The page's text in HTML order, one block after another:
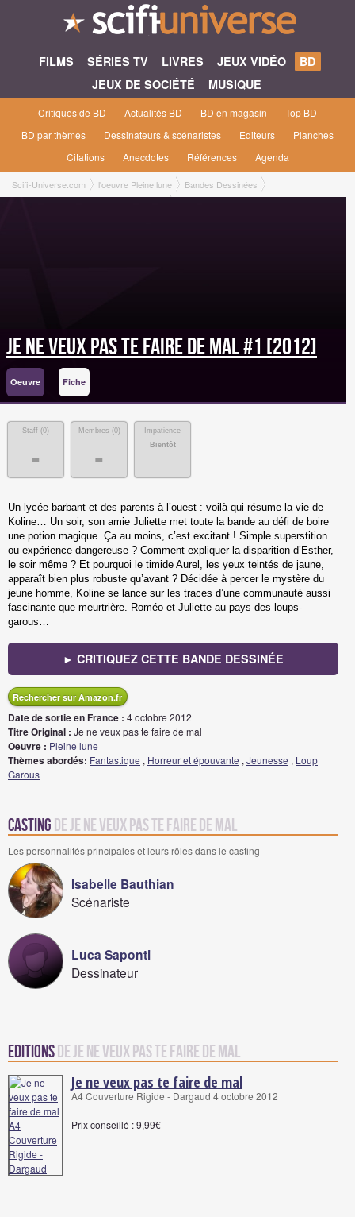
FILMS SÉRIES TV LIVRES JEUX VIDÉO
BD
JEUX DE SOCIÉTÉ
MUSIQUE
Critiques de BD Actualités BD BD en magasin
Top BD
BD par thèmes
Dessinateurs & scénaristes Editeurs
Planches
Citations
Anecdotes Références Agenda
Scifi-Universe.com l'oeuvre Pleine lune
Bandes Dessinées
Je ne veux pas te faire de mal #1 [2012]
Je ne veux pas te faire de mal #1 [2012]
Oeuvre Fiche
Staff (0)
-
Membres (0)
-
Impatience
Bientôt
Un lycée barbant et des parents à l’ouest : voilà qui résume la vie de
Koline… Un soir, son amie Juliette met toute la bande au défi de boire
une potion magique. Ça au moins, c’est excitant ! Simple superstition
ou expérience dangereuse ? Comment expliquer la disparition d’Esther,
le soir même ? Et pourquoi le timide Aurel, les yeux teintés de jaune,
apparaît bien plus robuste qu’avant ? Décidée à percer le mystère du
jeune homme, Koline se lance sur les traces d’une communauté aussi
fascinante que meurtrière. Roméo et Juliette au pays des loups-
garous…
► CRITIQUEZ CETTE BANDE DESSINÉE
Rechercher sur Amazon.fr
Date de sortie en France : 4 octobre 2012
Titre Original : Je ne veux pas te faire de mal
Oeuvre : Pleine lune
Thèmes abordés: Fantastique , Horreur et épouvante , Jeunesse , Loup
Garous
Casting de Je ne veux pas te faire de mal
Les personnalités principales et leurs rôles dans le casting
Isabelle Bauthian
Scénariste
Luca Saponti
Dessinateur
Editionsde Je ne veux pas te faire de mal
Je ne veux pas te faire de mal
A4 Couverture Rigide - Dargaud 4 octobre 2012
Prix conseillé : 9,99€